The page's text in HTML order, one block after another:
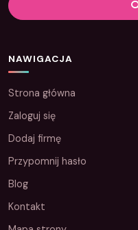
NAWIGACJA
Strona główna
Zaloguj się
Dodaj firmę
Przypomnij hasło
Blog
Kontakt